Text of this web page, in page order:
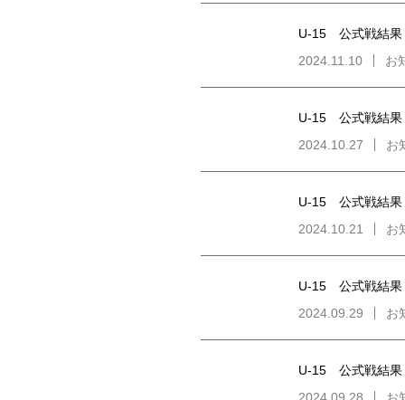
U-15 公式戦結果
2024.11.10
お
U-15 公式戦結果
2024.10.27
お
U-15 公式戦結果
2024.10.21
お
U-15 公式戦結果
2024.09.29
お
U-15 公式戦結果